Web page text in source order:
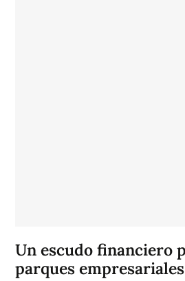
Un escudo financiero
parques empresariales